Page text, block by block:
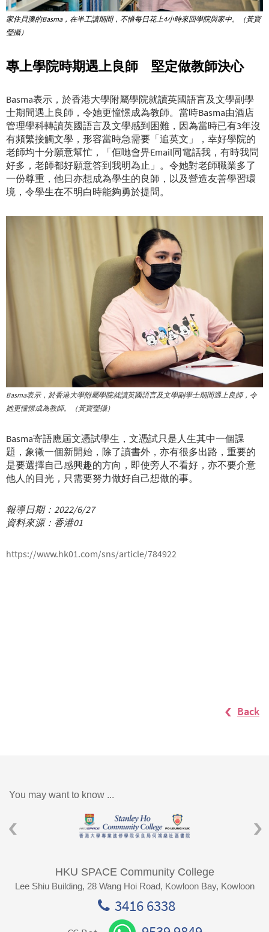
家住貝澳的Basma，在半工讀期間，不惜每日花上4小時來回學院與家中。（黃寶
瑩攝）
專上學院時期遇上良師 堅定做教師決心
Basma表示，於香港大學附屬學院就讀英國語言及文學副學
士期間遇上良師，令她更憧憬成為教師。當時Basma由酒店
管理學科轉讀英國語言及文學感到困難，因為當時已有3年沒
有頻繁接觸文學，形容當時急需要「追英文」，幸好學院的
老師均十分願意幫忙，「佢哋會畀Email同電話我，有時我問
好多，老師都好願意答到我明為止」。令她對老師職業多了
一份尊重，他日亦想成為學生的良師，以及營造友善學習環
境，令學生在不明白時能夠勇於提問。
Basma表示，於香港大學附屬學院就讀英國語言及文學副學士期間遇上良師，令
她更憧憬成為教師。（黃寶瑩攝）
Basma寄語應屆文憑試學生，文憑試只是人生其中一個課
題，象徵一個新開始，除了讀書外，亦有很多出路，重要的
是要選擇自己感興趣的方向，即使旁人不看好，亦不要介意
他人的目光，只需要努力做好自己想做的事。
報導日期：2022/6/27
資料來源：香港01
https://www.hk01.com/sns/article/784922
Back
You may want to know ...
HKU SPACE Community College
Lee Shiu Building, 28 Wang Hoi Road, Kowloon Bay, Kowloon
3416 6338